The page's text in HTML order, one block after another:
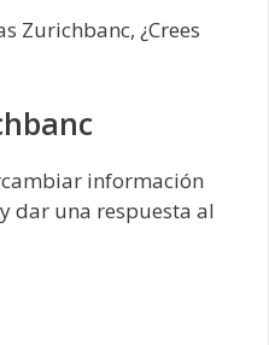
Zurichbanc, ¿Crees
información
dar una respuesta al